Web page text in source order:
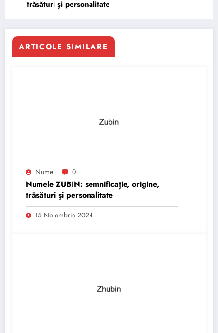
trăsături și personalitate
ARTICOLE SIMILARE
Nume 0
Numele ZUBIN: semnificație, origine,
trăsături și personalitate
15 Noiembrie 2024